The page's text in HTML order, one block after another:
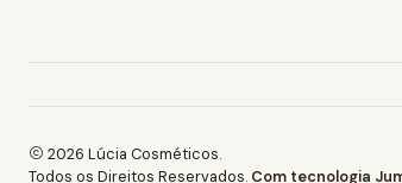
2026 Lúcia Cosméticos.
Todos os Direitos Reservados. Com tecnologia